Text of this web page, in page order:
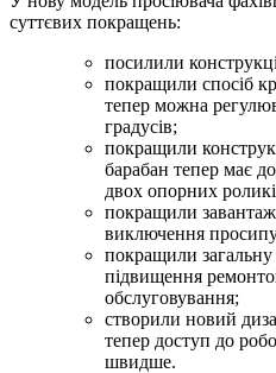
суттєвих покращень:
посилили
покращили спосіб
тепер можна
градусів;
покращили
барабан тепер має
двох опорних
покращили
виключення
покращили
підвищення
обслуговування;
створили новий
тепер доступ до
швидше.